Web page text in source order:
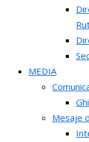
MEDIA
Mesaje